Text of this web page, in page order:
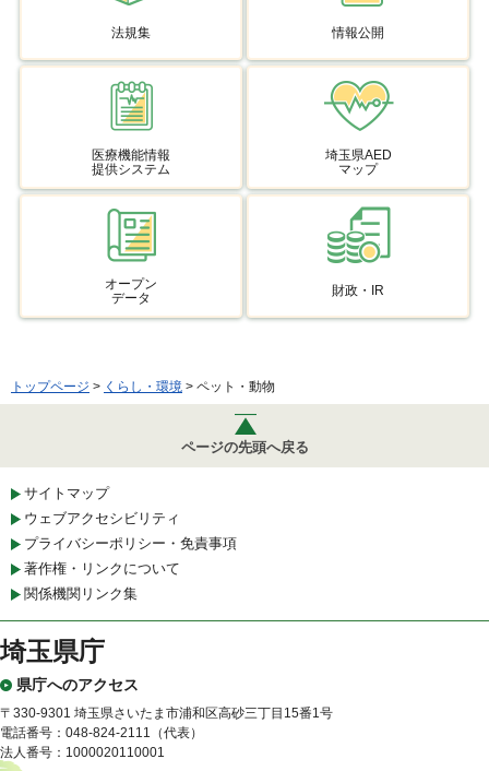
法規集 情報公開
医療機能情報
提供システム
埼玉県AED
マップ
オープン
データ
財政・IR
トップページ > くらし・環境 > ペット・動物
ページの先頭へ戻る
サイトマップ
ウェブアクセシビリティ
プライバシーポリシー・免責事項
著作権・リンクについて
関係機関リンク集
埼玉県庁
県庁へのアクセス
〒330-9301 埼玉県さいたま市浦和区高砂三丁目15番1号
電話番号：048-824-2111（代表）
法人番号：1000020110001